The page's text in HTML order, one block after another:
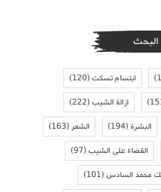
ابتسام تسكت(120)
ازالة الشيب(222)
البشرة(194) الشعر(163)
القضاء على الشيب(97)
محمد السادس(101)